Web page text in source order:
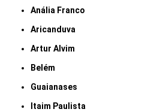
Anália Franco
Aricanduva
Artur Alvim
Belém
Guaianases
Itaim Paulista